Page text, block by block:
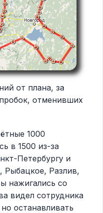
от плана, за
отменивших
1000
в 1500 из-за
Петербургу и
Рыбацкое, Разлив,
нажигались со
видел сотрудника
останавливать